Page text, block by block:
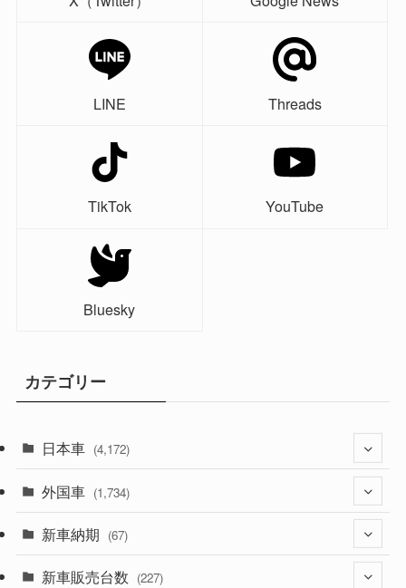
LINE Threads
TikTok YouTube
Bluesky
カテゴリー
日本車 (4,172)
(1,321)
(329)
(525)
外国車 (1,734)
新車納期 (67)
(28)
新車販売台数 (227)